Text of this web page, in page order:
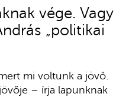
vége. Vagy
„politikai
mi voltunk a jövő.
– írja lapunknak